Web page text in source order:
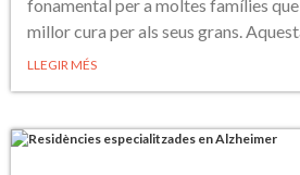
fonamental per a moltes famílies
millor cura per als seus grans.
LLEGIR MÉS